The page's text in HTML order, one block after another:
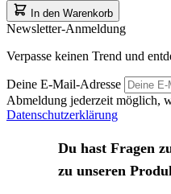
In den Warenkorb
Newsletter-Anmeldung
Verpasse keinen Trend und
Deine E-Mail-Adresse
Abmeldung jederzeit möglich,
Datenschutzerklärung
Du hast Fragen
zu unseren